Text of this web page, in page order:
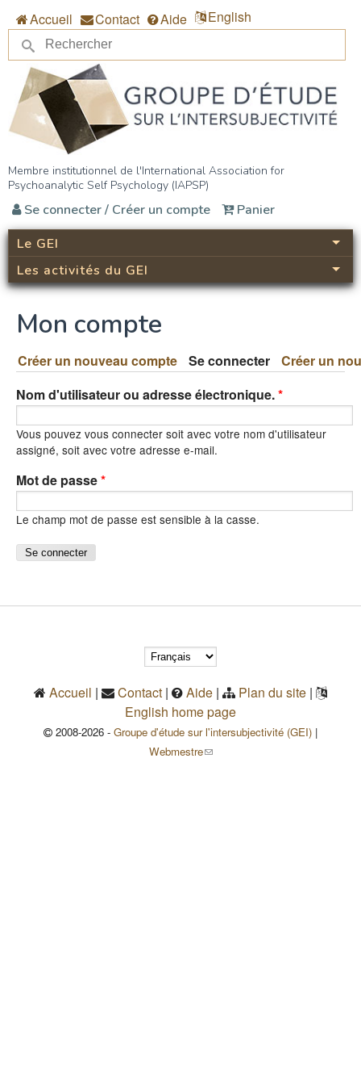
Groupe d’étude sur
l’intersubjectivité (GEI)
Membre institutionnel de l'International Association for
Psychoanalytic Self Psychology (IAPSP)
Formulaire de recherche
Accueil Contact Aide English
Se connecter / Créer un compte
Panier
Le GEI
Les activités du GEI
Mon compte
Créer un nouveau compte Se connecter (onglet actif)
Créer un
Nom d'utilisateur ou adresse électronique.*
Vous pouvez vous connecter soit avec votre nom d'utilisateur
assigné, soit avec votre adresse e-mail.
Mot de passe*
Le champ mot de passe est sensible à la casse.
Accueil | Contact | Aide | Plan du site |
English home page
2008-2026 - Groupe d'étude sur l'intersubjectivité (GEI) |
Webmestre(le lien envoie un courriel)